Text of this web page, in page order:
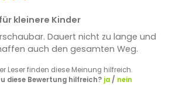
kleinere Kinder
Dauert nicht zu lange und
auch den gesamten Weg.
Leser finden diese Meinung hilfreich.
diese Bewertung hilfreich? ja/ nein